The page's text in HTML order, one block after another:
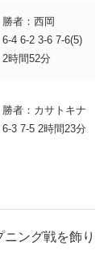
勝者：西岡
6-4 6-2 3-6 7-6(5)
2時間52分
勝者：カサトキナ
6-3 7-5 2時間23分
ング戦を飾り